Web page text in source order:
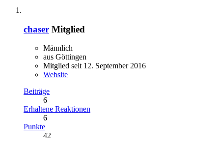
chaser Mitglied
Männlich
aus Göttingen
Mitglied seit 12. September 2016
Website
Beiträge
6
Erhaltene Reaktionen
6
Punkte
42